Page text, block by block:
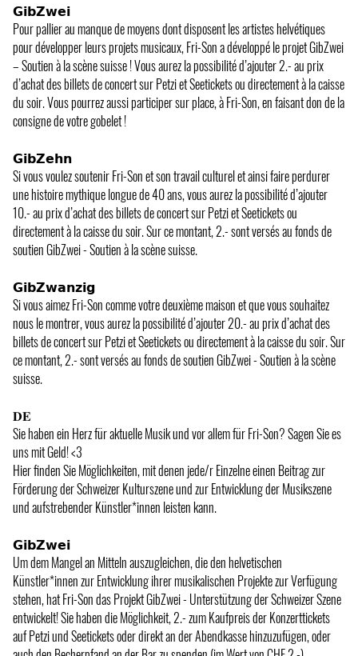
𝗚𝗶𝗯𝗭𝘄𝗲𝗶
Pour pallier au manque de moyens dont disposent les artistes helvétiques
pour développer leurs projets musicaux, Fri-Son a développé le projet GibZwei
– Soutien à la scène suisse ! Vous aurez la possibilité d’ajouter 2.- au prix
d’achat des billets de concert sur Petzi et Seetickets ou directement à la caisse
du soir. Vous pourrez aussi participer sur place, à Fri-Son, en faisant don de la
consigne de votre gobelet !
𝗚𝗶𝗯𝗭𝗲𝗵𝗻
Si vous voulez soutenir Fri-Son et son travail culturel et ainsi faire perdurer
une histoire mythique longue de 40 ans, vous aurez la possibilité d’ajouter
10.- au prix d’achat des billets de concert sur Petzi et Seetickets ou
directement à la caisse du soir. Sur ce montant, 2.- sont versés au fonds de
soutien GibZwei - Soutien à la scène suisse.
𝗚𝗶𝗯𝗭𝘄𝗮𝗻𝘇𝗶𝗴
Si vous aimez Fri-Son comme votre deuxième maison et que vous souhaitez
nous le montrer, vous aurez la possibilité d’ajouter 20.- au prix d’achat des
billets de concert sur Petzi et Seetickets ou directement à la caisse du soir. Sur
ce montant, 2.- sont versés au fonds de soutien GibZwei - Soutien à la scène
suisse.
𝐃𝐄
Sie haben ein Herz für aktuelle Musik und vor allem für Fri-Son? Sagen Sie es
uns mit Geld! <3
Hier finden Sie Möglichkeiten, mit denen jede/r Einzelne einen Beitrag zur
Förderung der Schweizer Kulturszene und zur Entwicklung der Musikszene
und aufstrebender Künstler*innen leisten kann.
𝗚𝗶𝗯𝗭𝘄𝗲𝗶
Um dem Mangel an Mitteln auszugleichen, die den helvetischen
Künstler*innen zur Entwicklung ihrer musikalischen Projekte zur Verfügung
stehen, hat Fri-Son das Projekt GibZwei - Unterstützung der Schweizer Szene
entwickelt! Sie haben die Möglichkeit, 2.- zum Kaufpreis der Konzerttickets
auf Petzi und Seetickets oder direkt an der Abendkasse hinzuzufügen, oder